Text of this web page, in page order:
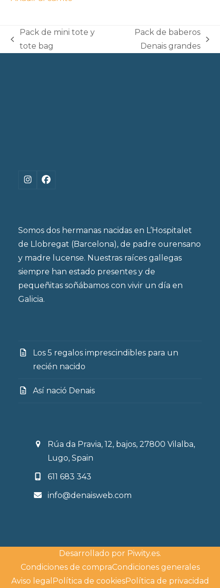
previous
Pack de mini tote y
tote bag
Pack de baberos
Denais grandes
Instagram
Facebook
Somos dos hermanas nacidas en L’Hospitalet
de Llobregat (Barcelona), de padre ourensano
y madre lucense. Nuestras raíces gallegas
siempre han estado presentes y de
pequeñitas soñábamos con vivir un día en
Galicia.
Los 5 regalos imprescindibles para un
recién nacido
Así nació Denais
Rúa da Pravia, 12, bajos, 27800 Vilalba,
Lugo, Spain
611 683 343
info@denaisweb.com
Desarrollado por Piwity.es.
Condiciones de compraCondiciones generales
Aviso legal Política de cookiesPolítica de privacidad